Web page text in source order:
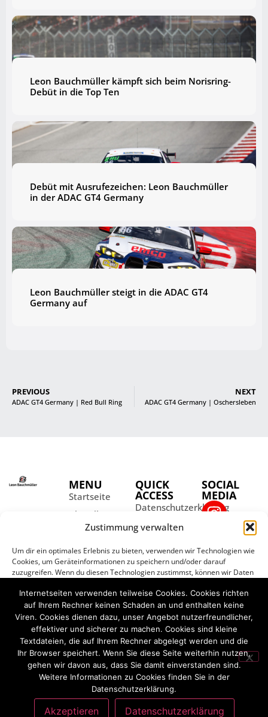
Zustimmung verwalten
Um dir ein optimales Erlebnis zu bieten, verwenden wir Technologien wie
Cookies, um Geräteinformationen zu speichern und/oder darauf
zuzugreifen. Wenn du diesen Technologien zustimmst, können wir Daten
verarbeiten. Wenn du deine Zustimmung nicht erteilst oder zurückziehst,
können bestimmte Merkmale und Funktionen beeinträchtigt werden.
Akzeptieren
Ablehnen
Einstellungen ansehen
Leon Bauchmüller kämpft sich beim Norisring-
Debüt in die Top Ten
Debüt mit Ausrufezeichen: Leon Bauchmüller
in der ADAC GT4 Germany
Leon Bauchmüller steigt in die ADAC GT4
Germany auf
PREVIOUS
ADAC GT4 Germany | Red Bull Ring
NEXT
ADAC GT4 Germany | Oschersleben
MENU
Startseite
Aktuelles
Über Leon
Partner
Galerie
QUICK
ACCESS
Datenschutzerklärung
Impressum
SOCIAL
MEDIA
©fast-media.eu– Verantwortlich für den Inhalt
sieheImpressum
Alle Inhalte sind urheberrechtlich geschützt und dürfen
ohne schriftliche Zustimmung nicht für Drittangebote
genutzt werden
Internetseiten verwenden teilweise Cookies. Cookies richten
auf Ihrem Rechner keinen Schaden an und enthalten keine
Viren. Cookies dienen dazu, unser Angebot nutzerfreundlicher,
effektiver und sicherer zu machen. Cookies sind kleine
Textdateien, die auf Ihrem Rechner abgelegt werden und die
Ihr Browser speichert. Wenn Sie diese Seite weiterhin nutzen,
gehen wir davon aus, dass Sie damit einverstanden sind.
Weitere Informationen zu Cookies finden Sie in der
Datenschutzerklärung.
Akzeptieren Datenschutzerklärung